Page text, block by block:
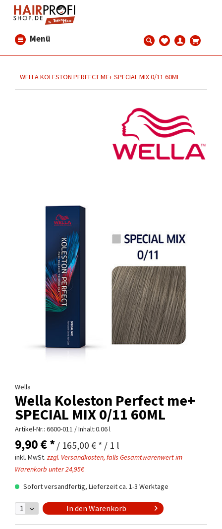
Menü
WELLA KOLESTON PERFECT ME+ SPECIAL MIX 0/11 60ML
Wella
Wella Koleston Perfect me+
SPECIAL MIX 0/11 60ML
Artikel-Nr.: 6600-011 / Inhalt:0.06 l
9,90 € */ 165,00 € * / 1 l
inkl. MwSt. zzgl. Versandkosten, falls Gesamtwarenwert im
Warenkorb unter 24,95€
Sofort versandfertig, Lieferzeit ca. 1-3 Werktage
In den Warenkorb